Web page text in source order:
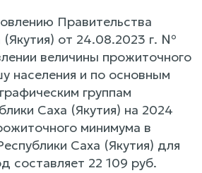
Правительства
(Якутия) от 24.08.2023 г. №
величины прожиточного
населения и по основным
группам
Саха (Якутия) на 2024
минимума в
Саха (Якутия) для
составляет 22 109 руб.